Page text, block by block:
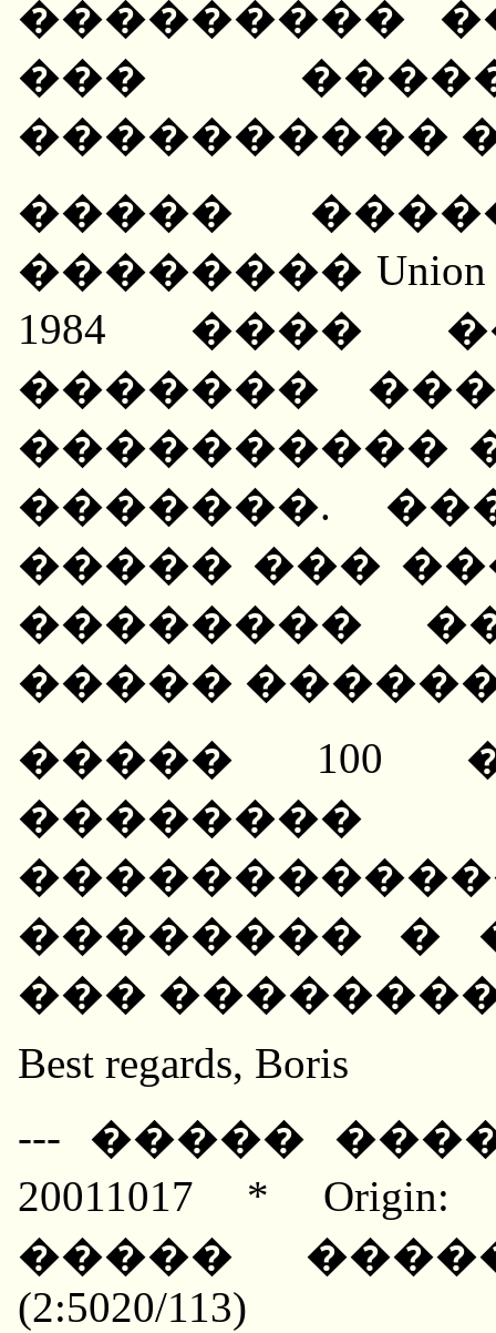
���������
���
����������
�����
�������� Union
1984 ����
�������
����������
�������.
����� ���
��������
�����
����� 100
��������
�������� �
���
Best regards, Boris
--- �����
20011017 *
�����
(2:5020/113)